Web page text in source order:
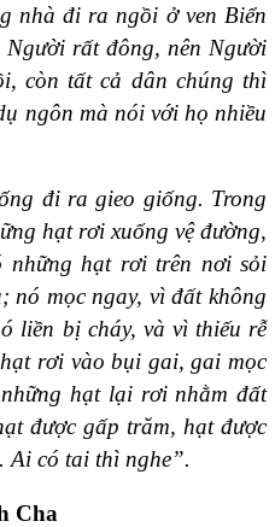
nhà đi ra ngồi ở ven Biển
rất đông, nên Người
còn tất cả dân chúng thì
ngôn mà nói với họ nhiều
đi ra gieo giống. Trong
hạt rơi xuống vệ đường,
những hạt rơi trên nơi sỏi
nó mọc ngay, vì đất không
liền bị cháy, và vì thiếu rễ
rơi vào bụi gai, gai mọc
hạt lại rơi nhằm đất
được gấp trăm, hạt được
Ai có tai thì nghe”.
Cha